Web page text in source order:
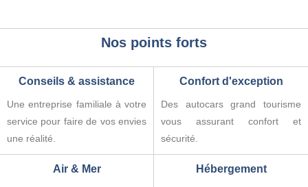
Nos points forts
Conseils & assistance
Une entreprise familiale à votre
service pour faire de vos envies
une réalité.
Confort d'exception
Des autocars grand tourisme
vous assurant confort et
sécurité.
Air & Mer Hébergement